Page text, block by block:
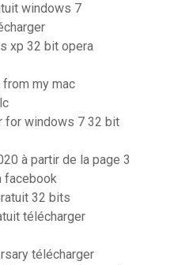
windows 7
xp 32 bit opera
my mac
for windows 7 32 bit
à partir de la page 3
facebook
32 bits
télécharger
télécharger